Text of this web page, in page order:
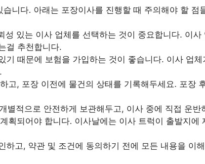
니다. 아래는 포장이사를 진행할 때 주의해야 할 점
성 있는 이사 업체를 선택하는 것이 중요합니다. 이
걸 추천합니다.
기 때문에 보험을 가입하는 것이 좋습니다. 이사 업
고, 포장 이전에 물건의 상태를 기록해두세요. 포장
별적으로 안전하게 보관해두고, 이사 중에 직접 운반
획되어야 합니다. 이사날에는 이사 트럭이 출발지에
하고, 약관 및 조건에 동의하기 전에 모든 내용을 이